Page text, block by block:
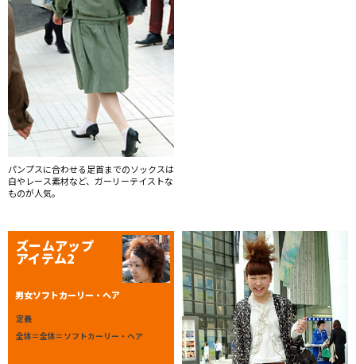
パンプスに合わせる足首までのソックスは
白やレース素材など、ガーリーテイストな
ものが人気。
ズームアップ
アイテム2
男女ソフトカーリー・ヘア
定義
全体＝全体＝ソフトカーリー・ヘア